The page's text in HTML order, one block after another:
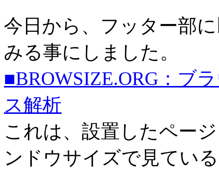
今日から、フッター部
みる事にしました。
■BROWSIZE.ORG：ブ
ス解析
これは、設置したペー
ンドウサイズで見てい